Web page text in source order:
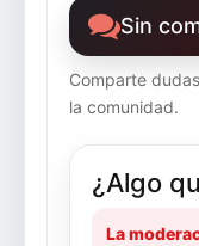
Sin
Comparte
la comunidad.
¿Algo
La